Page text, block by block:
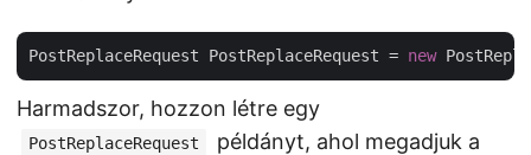
PostReplaceRequest PostReplaceRequest = new
Harmadszor, hozzon létre egy
PostReplaceRequest
példányt, ahol megadjuk a